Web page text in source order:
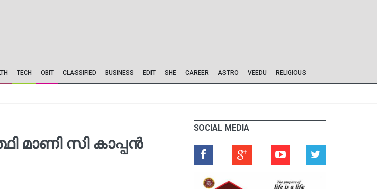
TECH OBIT CLASSIFIED BUSINESS EDIT SHE CAREER ASTRO VEEDU RELIGIOUS
മാണി സി കാപ്പൻ
SOCIAL MEDIA